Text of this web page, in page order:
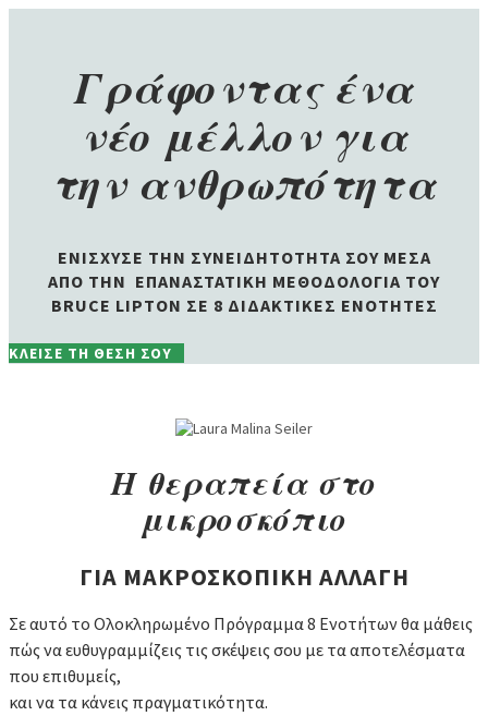
Γράφοντας ένα
νέο μέλλον για
την ανθρωπότητα
ΕΝΙΣΧΥΣΕ ΤΗΝ ΣΥΝΕΙΔΗΤΟΤΗΤΑ ΣΟΥ ΜΕΣΑ
ΑΠΟ ΤΗΝ ΕΠΑΝΑΣΤΑΤΙΚΗ ΜΕΘΟΔΟΛΟΓΙΑ ΤΟΥ
BRUCE LIPTON ΣΕ 8 ΔΙΔΑΚΤΙΚΕΣ ΕΝΟΤΗΤΕΣ
ΚΛΕΙΣΕ ΤΗ ΘΕΣΗ ΣΟΥ
Η θεραπεία στο
μικροσκόπιο
ΓΙΑ ΜΑΚΡΟΣΚΟΠΙΚΗ ΑΛΛΑΓΗ
Σε αυτό το Ολοκληρωμένο Πρόγραμμα 8 Ενοτήτων θα μάθεις
πώς να ευθυγραμμίζεις τις σκέψεις σου με τα αποτελέσματα
που επιθυμείς,
και να τα κάνεις πραγματικότητα.